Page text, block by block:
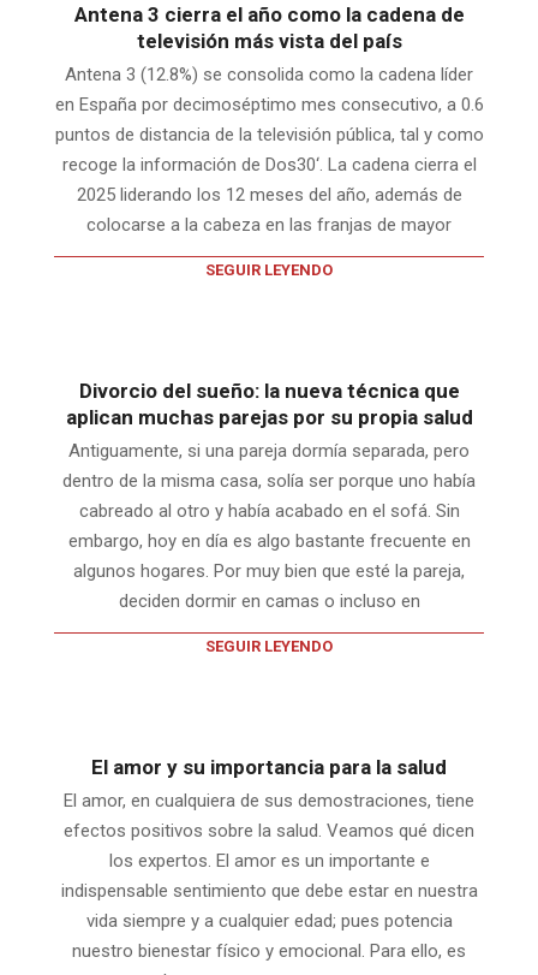
Antena 3 cierra el año como la cadena de
televisión más vista del país
Antena 3 (12.8%) se consolida como la cadena líder
en España por decimoséptimo mes consecutivo, a 0.6
puntos de distancia de la televisión pública, tal y como
recoge la información de Dos30‘. La cadena cierra el
2025 liderando los 12 meses del año, además de
colocarse a la cabeza en las franjas de mayor
SEGUIR LEYENDO
Divorcio del sueño: la nueva técnica que
aplican muchas parejas por su propia salud
Antiguamente, si una pareja dormía separada, pero
dentro de la misma casa, solía ser porque uno había
cabreado al otro y había acabado en el sofá. Sin
embargo, hoy en día es algo bastante frecuente en
algunos hogares. Por muy bien que esté la pareja,
deciden dormir en camas o incluso en
SEGUIR LEYENDO
El amor y su importancia para la salud
El amor, en cualquiera de sus demostraciones, tiene
efectos positivos sobre la salud. Veamos qué dicen
los expertos. El amor es un importante e
indispensable sentimiento que debe estar en nuestra
vida siempre y a cualquier edad; pues potencia
nuestro bienestar físico y emocional. Para ello, es